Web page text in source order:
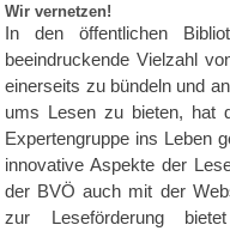
Wir vernetzen!
In den öffentlichen
beeindruckende Vielzahl
einerseits zu bündeln und
ums Lesen zu bieten, hat
Expertengruppe ins Leben
innovative Aspekte der
der BVÖ auch mit der
zur Leseförderung